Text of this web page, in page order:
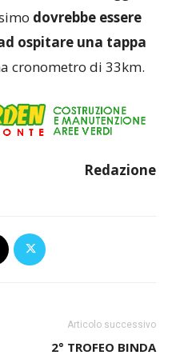
dovrebbe essere
ospitare una tappa
cronometro di 33km.
Redazione
Articolo successivo
2° TROFEO BINDA